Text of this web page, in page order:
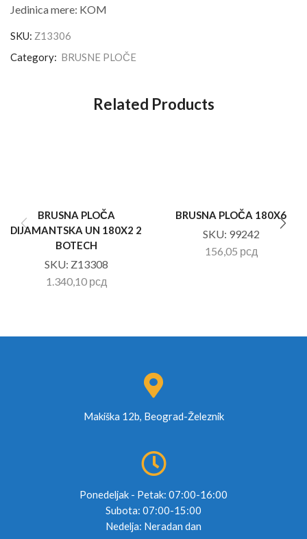
Jedinica mere: KOM
SKU: Z13306
Category: BRUSNE PLOČE
Related Products
BRUSNA PLOČA
DIJAMANTSKA UN 180X2 2
BOTECH
SKU: Z13308
1.340,10 рсд
BRUSNA PLOČA 180X6
SKU: 99242
156,05 рсд
Makiška 12b, Beograd-Železnik
Ponedeljak - Petak: 07:00-16:00
Subota: 07:00-15:00
Nedelja: Neradan dan